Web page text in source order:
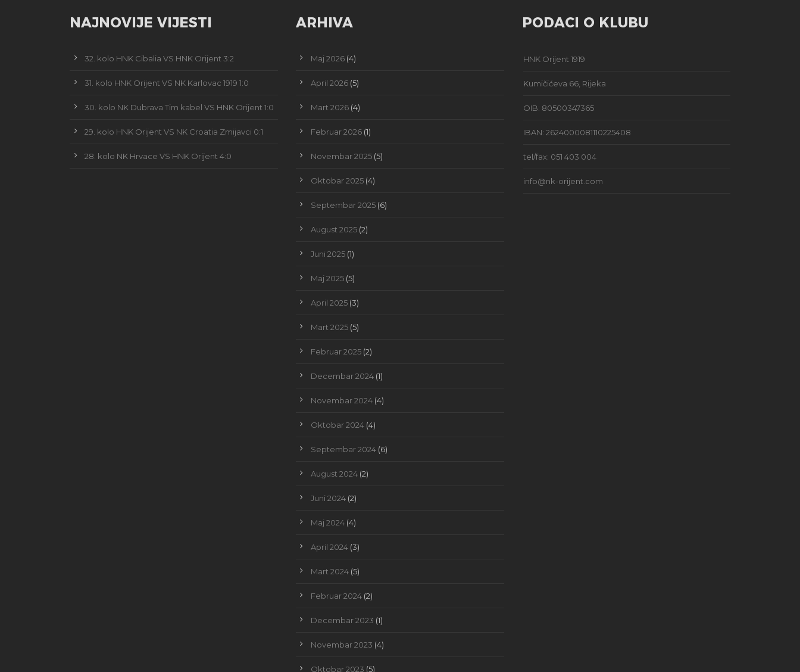
NAJNOVIJE VIJESTI
32. kolo HNK Cibalia VS HNK Orijent 3:2
31. kolo HNK Orijent VS NK Karlovac 1919 1:0
30. kolo NK Dubrava Tim kabel VS HNK Orijent 1:0
29. kolo HNK Orijent VS NK Croatia Zmijavci 0:1
28. kolo NK Hrvace VS HNK Orijent 4:0
ARHIVA
Maj 2026(4)
April 2026(5)
Mart 2026(4)
Februar 2026(1)
Novembar 2025(5)
Oktobar 2025(4)
Septembar 2025(6)
August 2025(2)
Juni 2025(1)
Maj 2025(5)
April 2025(3)
Mart 2025(5)
Februar 2025(2)
Decembar 2024(1)
Novembar 2024(4)
Oktobar 2024(4)
Septembar 2024(6)
August 2024(2)
Juni 2024(2)
Maj 2024(4)
April 2024(3)
Mart 2024(5)
Februar 2024(2)
Decembar 2023 (1)
Novembar 2023 (4)
Oktobar 2023 (5)
PODACI O KLUBU
HNK Orijent 1919
Kumičićeva 66, Rijeka
OIB: 80500347365
IBAN: 2624000081110225408
tel/fax: 051 403 004
info@nk-orijent.com